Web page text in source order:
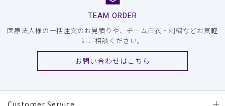
TEAM ORDER
医療法人様の一括注文のお見積りや、チーム白衣・刺繍などお気軽
にご相談ください。
お問い合わせはこちら
Customer Service